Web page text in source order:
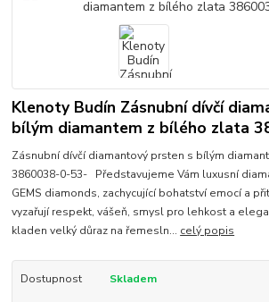
Klenoty Budín Zásnubní dívčí
bílým diamantem z bílého zlata
Zásnubní dívčí diamantový prsten s bílým
3860038-0-53- Představujeme Vám luxusní
GEMS diamonds, zachycující bohatství emocí a
vyzařují respekt, vášeň, smysl pro lehkost a
kladen velký důraz na řemesln... celý popis
Dostupnost Skladem